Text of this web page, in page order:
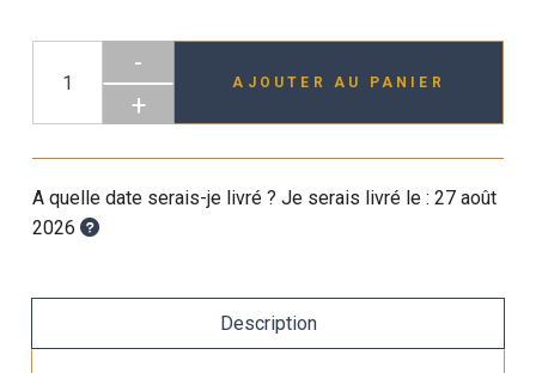
-
+
AJOUTER AU PANIER
A quelle date serais-je livré ? Je serais livré le :27 août
2026
Description